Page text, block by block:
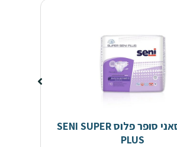
חיתול סאני סופר פלוס SENI SUPER
PLUS